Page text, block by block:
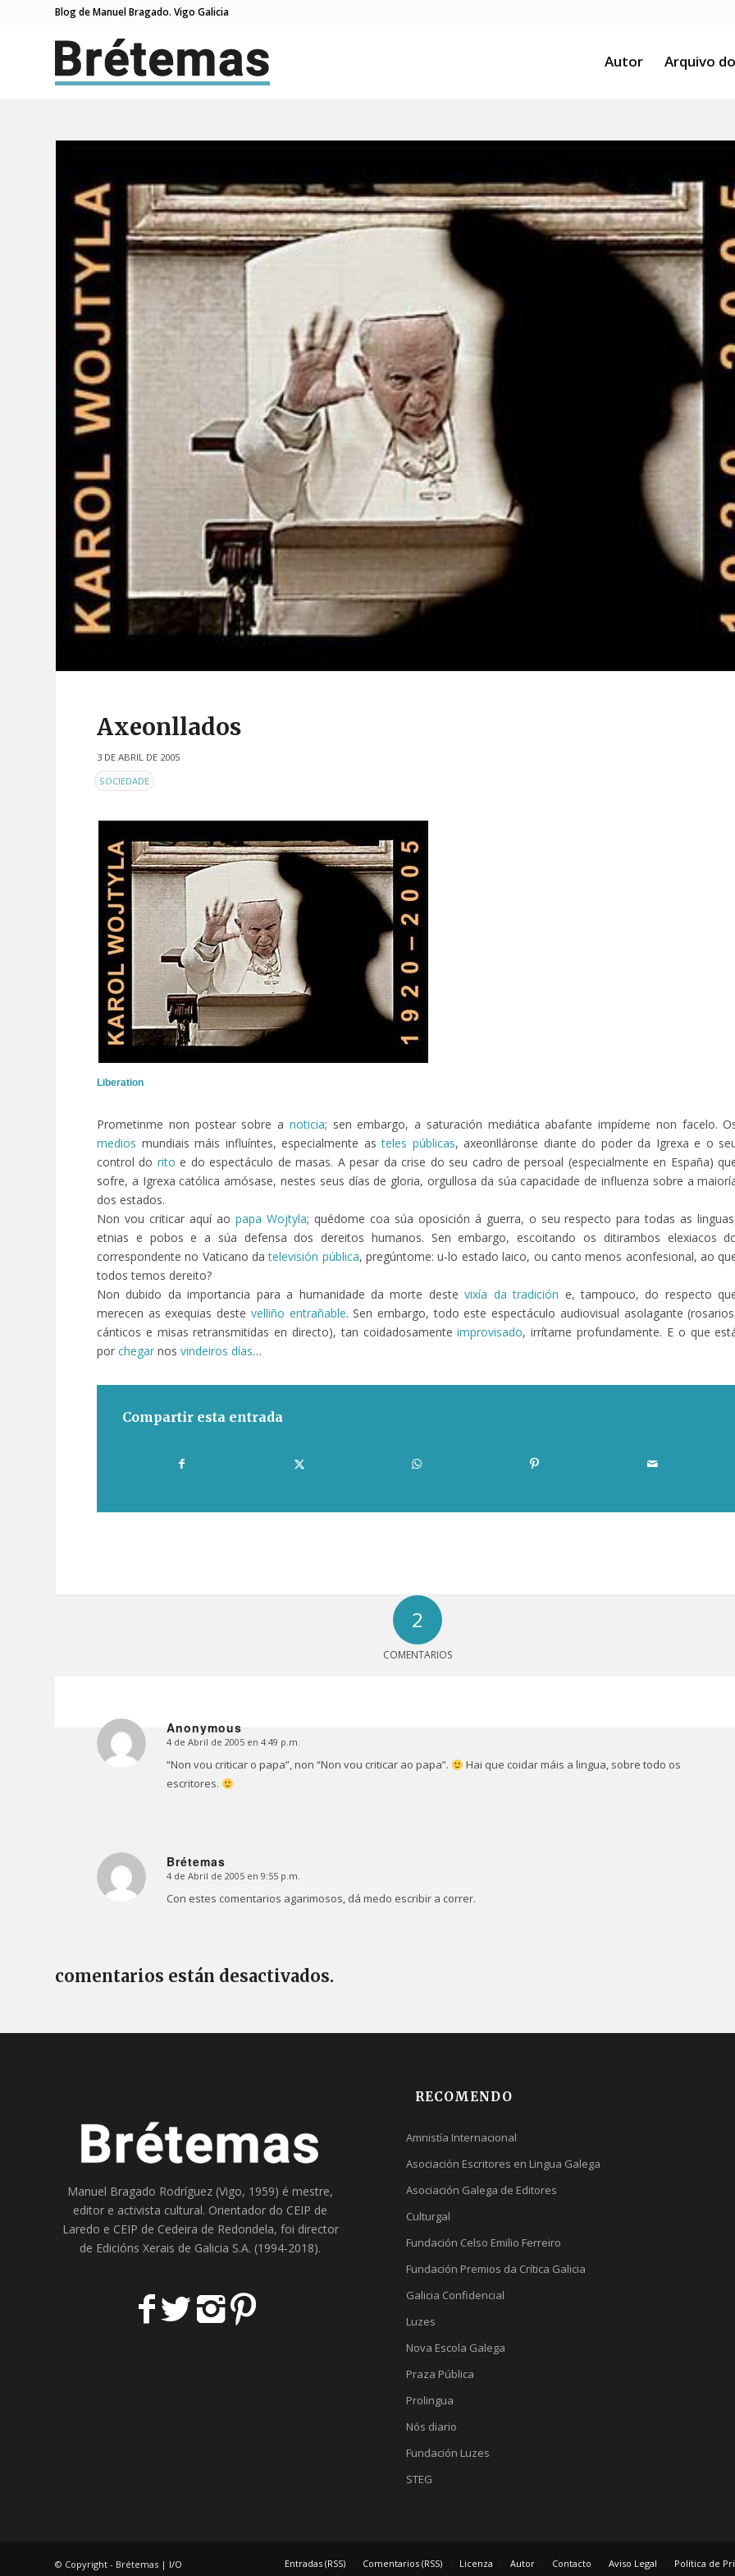
Blog de Manuel Bragado. Vigo Galicia
Autor Arquivo
Axeonllados
3 DE ABRIL DE 2005
ENSOCIEDADE
Liberation
Prometinme non postear sobre a noticia; sen embargo, a saturación mediática abafante impídeme non facelo.
medios mundiais máis influíntes, especialmente asteles públicas, axeonlláronse diante do poder da Igrexa e o
control do rito e do espectáculo de masas. A pesar da crise do seu cadro de persoal (especialmente en España)
sofre, a Igrexa católica amósase, nestes seus días de gloria, orgullosa da súa capacidade de influenza sobre a
dos estados.
Non vou criticar aquí ao papa Wojtyla; quédome coa súa oposición á guerra, o seu respecto para todas as
etnias e pobos e a súa defensa dos dereitos humanos. Sen embargo, escoitando os ditirambos elexiacos
correspondente no Vaticano datelevisión pública, pregúntome: u-lo estado laico, ou canto menos aconfesional, ao
todos temos dereito?
Non dubido da importancia para a humanidade da morte destevixía da tradición e, tampouco, do respecto
merecen as exequias deste velliño entrañable. Sen embargo, todo este espectáculo audiovisual asolagante
cánticos e misas retransmitidas en directo), tan coidadosamenteimprovisado, irrítame profundamente. E o que
por chegar nos vindeiros días…
Compartir esta entrada
2
COMENTARIOS
Anonymous
Dice:
4 de Abril de 2005 en 4:49 p.m.
“Non vou criticar o papa”, non “Non vou criticar ao papa”.
Hai que coidar máis a lingua, sobre todo os
escritores.
Brétemas
Dice:
4 de Abril de 2005 en 9:55 p.m.
Con estes comentarios agarimosos, dá medo escribir a correr.
comentarios están desactivados.
Manuel Bragado Rodríguez (Vigo, 1959) é mestre,
editor e activista cultural. Orientador do CEIP de
Laredo e CEIP de Cedeira de Redondela, foi director
de Edicións Xerais de Galicia S.A. (1994-2018).
RECOMENDO
Amnistía Internacional
Asociación Escritores en Lingua Galega
Asociación Galega de Editores
Culturgal
Fundación Celso Emilio Ferreiro
Fundación Premios da Crítica Galicia
Galicia Confidencial
Luzes
Nova Escola Galega
Praza Pública
Prolingua
Nós diario
Fundación Luzes
STEG
© Copyright - Brétemas | I/O Entradas (RSS) Comentarios (RSS) Licenza Autor Contacto Aviso Legal Política de